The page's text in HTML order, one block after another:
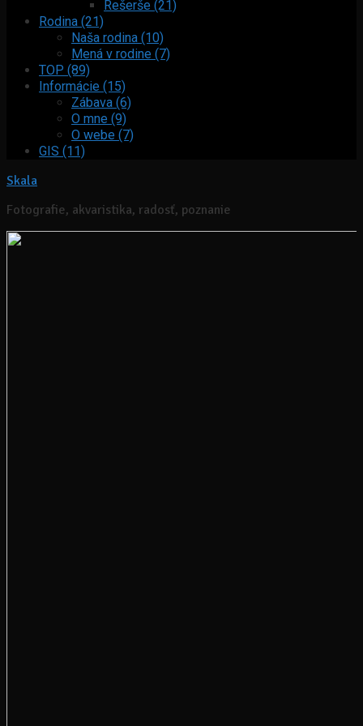
Rešerše (21)
Rodina (21)
Naša rodina (10)
Mená v rodine (7)
TOP (89)
Informácie (15)
Zábava (6)
O mne (9)
O webe (7)
GIS (11)
Skala
Fotografie, akvaristika, radosť, poznanie